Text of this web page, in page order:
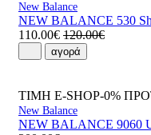
New Balance
NEW BALANCE 530
110.00€ 120.00€
αγορά
ΤΙΜΗ E-SHOP-0%
New Balance
NEW BALANCE 9060